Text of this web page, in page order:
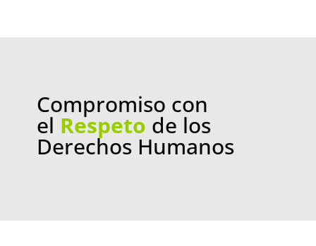
Compromiso con
el Respeto de los
Derechos Humanos